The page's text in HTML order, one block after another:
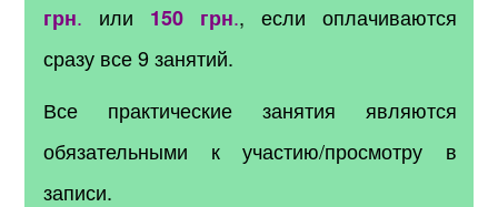
грн. или 150 грн., если оплачиваются
сразу все 9 занятий.
Все практические занятия являются
обязательными к участию/просмотру в
записи.